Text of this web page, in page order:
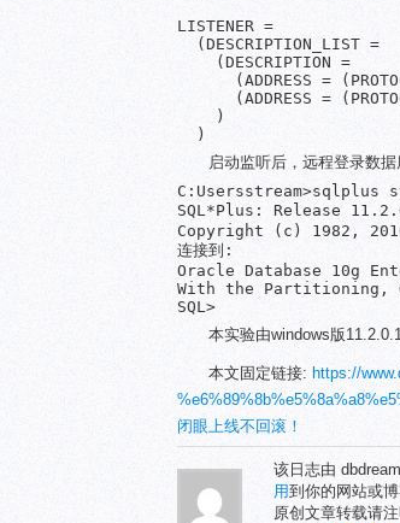
LISTENER =
  (DESCRIPTION_LIST =
    (DESCRIPTION =
(ADDRESS =
(ADDRESS =
    )
  )
启动监听后，远程登录数据
C:Usersstream>sqlplus
SQL*Plus: Release
Copyright (c) 1982,
连接到:
Oracle Database 10g
With the Partitioning,
SQL>
本实验由windows版
本文固定链接: https://
闭眼上线不回滚！
该日志由
用到你的网站或博
原创文章转载请